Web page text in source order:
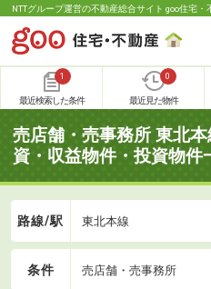
NTTグループ運営の不動産総合サイト goo住宅・
1
最近検索した条件
0
最近見た物件
売店舗・売事務所 東北
資・収益物件・投資物件
路線/駅 東北本線
条件 売店舗・売事務所